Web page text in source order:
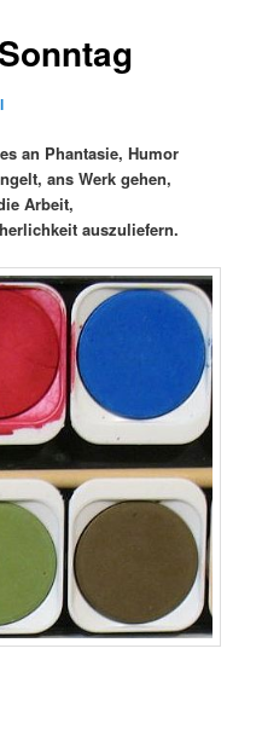
an Phantasie, Humor
ans Werk gehen,
Arbeit,
auszuliefern.